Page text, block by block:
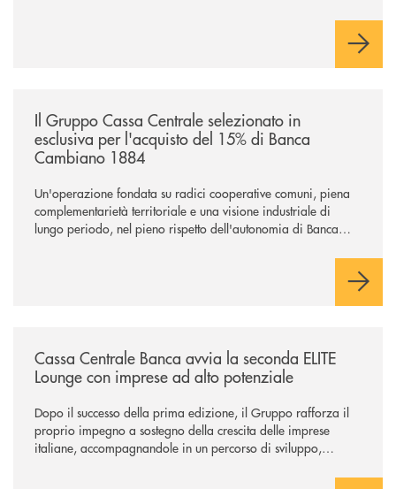
comuni e sulla prossimità ai territori, per ampliare l’offerta e
Il Gruppo Cassa Centrale selezionato in
esclusiva per l'acquisto del 15% di Banca
Cambiano 1884
Un'operazione fondata su radici cooperative comuni, piena
complementarietà territoriale e una visione industriale di
lungo periodo, nel pieno rispetto dell'autonomia di Banca
negoziazione esclusiva per la finalizzazione dell’operazione.
Cassa Centrale Banca avvia la seconda ELITE
Lounge con imprese ad alto potenziale
Dopo il successo della prima edizione, il Gruppo rafforza il
proprio impegno a sostegno della crescita delle imprese
italiane, accompagnandole in un percorso di sviluppo,